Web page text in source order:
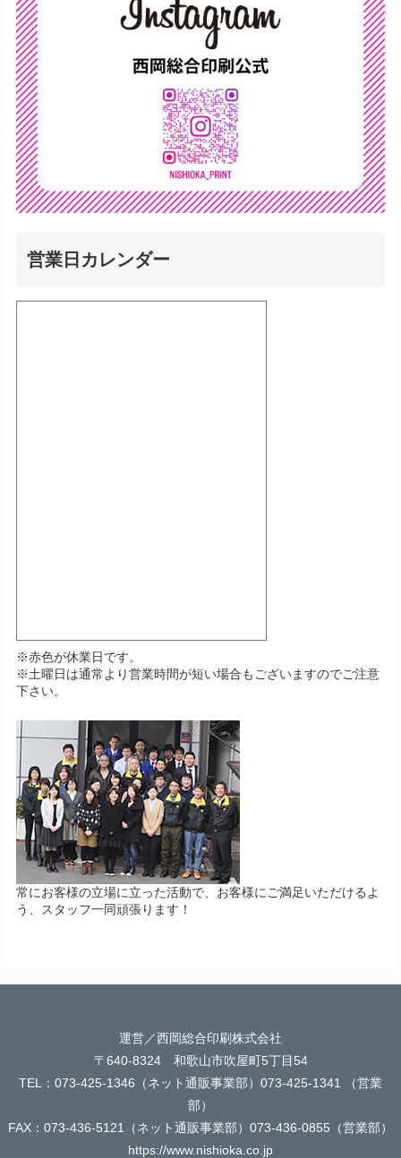
営業日カレンダー
※赤色が休業日です。
※土曜日は通常より営業時間が短い場合もございますのでご注意
下さい。
常にお客様の立場に立った活動で、お客様にご満足いただけるよ
う、スタッフ一同頑張ります！
運営／西岡総合印刷株式会社
〒640-8324 和歌山市吹屋町5丁目54
TEL：073-425-1346（ネット通販事業部）073-425-1341 （営業
部）
FAX：073-436-5121（ネット通販事業部）073-436-0855（営業部）
https://www.nishioka.co.jp